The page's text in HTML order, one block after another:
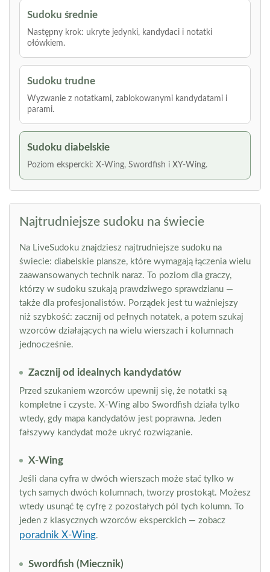
Sudoku średnie
Następny krok: ukryte jedynki, kandydaci i notatki
ołówkiem.
Sudoku trudne
Wyzwanie z notatkami, zablokowanymi kandydatami i
parami.
Sudoku diabelskie
Poziom ekspercki: X-Wing, Swordfish i XY-Wing.
Najtrudniejsze sudoku na świecie
Na LiveSudoku znajdziesz najtrudniejsze sudoku na
świecie: diabelskie plansze, które wymagają łączenia wielu
zaawansowanych technik naraz. To poziom dla graczy,
którzy w sudoku szukają prawdziwego sprawdzianu —
także dla profesjonalistów. Porządek jest tu ważniejszy
niż szybkość: zacznij od pełnych notatek, a potem szukaj
wzorców działających na wielu wierszach i kolumnach
jednocześnie.
Zacznij od idealnych kandydatów
Przed szukaniem wzorców upewnij się, że notatki są
kompletne i czyste. X-Wing albo Swordfish działa tylko
wtedy, gdy mapa kandydatów jest poprawna. Jeden
fałszywy kandydat może ukryć rozwiązanie.
X-Wing
Jeśli dana cyfra w dwóch wierszach może stać tylko w
tych samych dwóch kolumnach, tworzy prostokąt. Możesz
wtedy usunąć tę cyfrę z pozostałych pól tych kolumn. To
jeden z klasycznych wzorców eksperckich — zobacz
poradnik X-Wing.
Swordfish (Miecznik)